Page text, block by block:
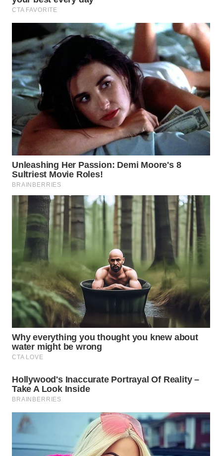
WN
WN
KARAWANG
WN
BEKASI
WN
BOGOR
DEPOK
WN
TAPANULI
UTARA
WN
SAMOSIR
WN
PADANG
LAWAS
WN
SUMEDANG
WN
WN
KEPULAUAN
SERIBU
TANGERANG